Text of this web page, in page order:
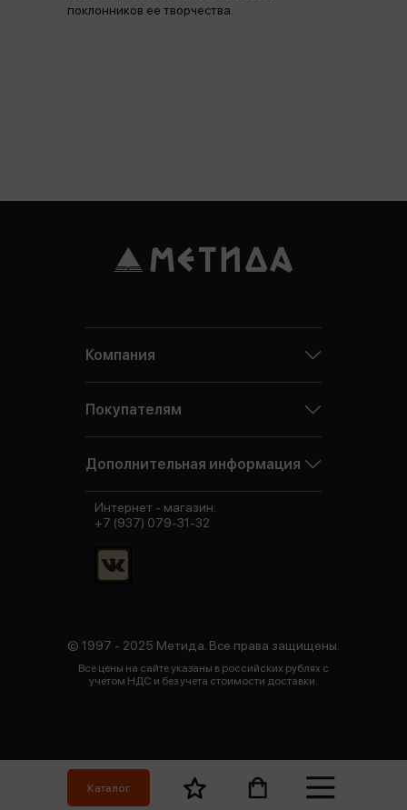
Каталог
поклонников ее творчества.
Компания
Покупателям
Дополнительная информация
© 1997 - 2025 Метида. Все права защищены.
Все цены на сайте указаны в российских рублях с
учетом НДС и без учета стоимости доставки.
Интернет - магазин:
+7 (937) 079-31-32